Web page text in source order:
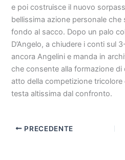
e poi costruisce il nuovo
bellissima azione personale che
fondo al sacco. Dopo un palo
D’Angelo, a chiudere i conti sul
ancora Angelini e manda in
che consente alla formazione di
atto della competizione tricolore
testa altissima dal confronto.
PRECEDENTE